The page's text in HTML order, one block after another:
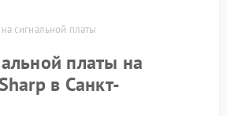
сигнальной платы
платы на
в Санкт-